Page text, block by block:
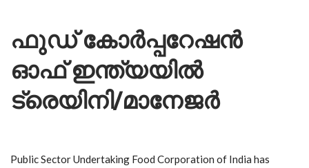
ഫുഡ് കോര്‍പ്പറേഷന്‍
ഓഫ് ഇന്ത്യയില്‍
ട്രെയിനി/മാനേജര്‍
Public Sector Undertaking Food Corporation of India has